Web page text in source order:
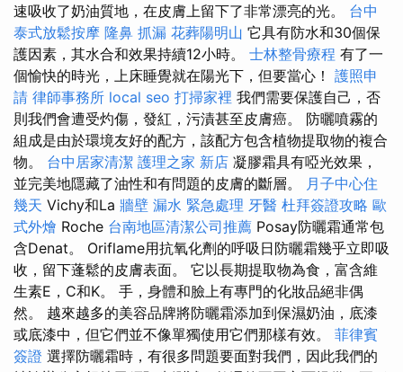
速吸收了奶油質地，在皮膚上留下了非常漂亮的光。 台中
泰式放鬆按摩 隆鼻 抓漏 花葬陽明山 它具有防水和30個保
護因素，其水合和效果持續12小時。 士林整骨療程 有了一
個愉快的時光，上床睡覺就在陽光下，但要當心！ 護照申
請 律師事務所 local seo 打掃家裡 我們需要保護自己，否
則我們會遭受灼傷，發紅，污漬甚至皮膚癌。 防曬噴霧的
組成是由於環境友好的配方，該配方包含植物提取物的複合
物。 台中居家清潔 護理之家 新店 凝膠霜具有啞光效果，
並完美地隱藏了油性和有問題的皮膚的斷層。
月子中心住
幾天 Vichy和La 牆壁 漏水 緊急處理 牙醫 杜拜簽證攻略 歐
式外燴 Roche 台南地區清潔公司推薦 Posay防曬霜通常包
含Denat。 Oriflame用抗氧化劑的呼吸日防曬霜幾乎立即吸
收，留下蓬鬆的皮膚表面。 它以長期提取物為食，富含維
生素E，C和K。 手，身體和臉上有專門的化妝品絕非偶
然。 越來越多的美容品牌將防曬霜添加到保濕奶油，底漆
或底漆中，但它們並不像單獨使用它們那樣有效。 菲律賓
簽證 選擇防曬霜時，有很多問題要面對我們，因此我們的